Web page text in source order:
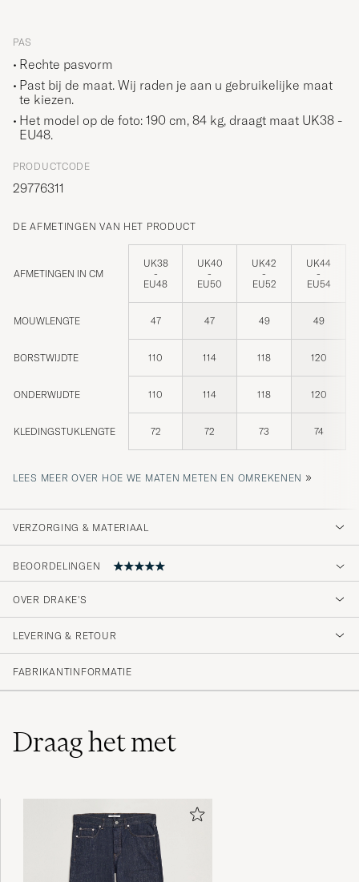
PAS
Rechte pasvorm
Past bij de maat. Wij raden je aan u gebruikelijke maat
te kiezen.
Het model op de foto: 190 cm, 84 kg, draagt maat UK38 -
EU48.
PRODUCTCODE
29776311
DE AFMETINGEN VAN HET PRODUCT
AFMETINGEN IN CM
UK38
-
EU48
UK40
-
EU50
UK42
-
EU52
UK44
-
EU54
MOUWLENGTE 47 47 49 49
BORSTWIJDTE 110 114 118 120
ONDERWIJDTE 110 114 118 120
KLEDINGSTUKLENGTE 72 72 73 74
LEES MEER OVER HOE WE MATEN METEN EN OMREKENEN »
VERZORGING & MATERIAAL
BEOORDELINGEN
Snygg jacka, bra passform!
PEETER V GEKOCHT OP OP CAREOFCARL.SE
OVER DRAKE'S
LEVERING & RETOUR
FABRIKANTINFORMATIE
Draag het met